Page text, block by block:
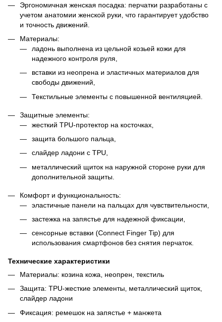
Эргономичная женская посадка: перчатки разработаны с
учетом анатомии женской руки, что гарантирует удобство
и точность движений.
Материалы:
ладонь выполнена из цельной козьей кожи для
надежного контроля руля,
вставки из неопрена и эластичных материалов для
свободы движений,
Текстильные элементы с повышенной вентиляцией.
Защитные элементы:
жесткий TPU-протектор на косточках,
защита большого пальца,
слайдер ладони с TPU,
металлический щиток на наружной стороне руки для
дополнительной защиты.
Комфорт и функциональность:
эластичные панели на пальцах для чувствительности,
застежка на запястье для надежной фиксации,
сенсорные вставки (Connect Finger Tip) для
использования смартфонов без снятия перчаток.
Технические характеристики
Материалы: козина кожа, неопрен, текстиль
Защита: TPU-жесткие элементы, металлический щиток,
слайдер ладони
Фиксация: ремешок на запястье + манжета